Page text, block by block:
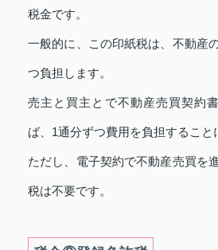
税金です。
一般的に、この印紙税は、不動産
つ負担します。
売主と買主とで不動産売買契約
ば、1通分ずつ費用を負担すること
ただし、電子契約で不動産売買を
税は不要です。